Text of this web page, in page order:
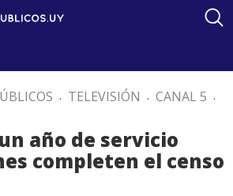
. TELEVISIÓN . CANAL 5 .
año de servicio
completen el censo